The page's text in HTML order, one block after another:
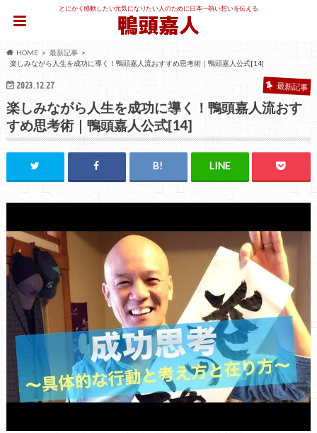
とにかく感動したい元気になりたい人のために日本一熱い想いを伝える
HOME
最新記事
楽しみながら人生を成功に導く！鴨頭嘉人流おすすめ思考術｜鴨頭嘉人公式[14]
2023.12.27 最新記事
楽しみながら人生を成功に導く！鴨頭嘉人流おす
すめ思考術｜鴨頭嘉人公式[14]